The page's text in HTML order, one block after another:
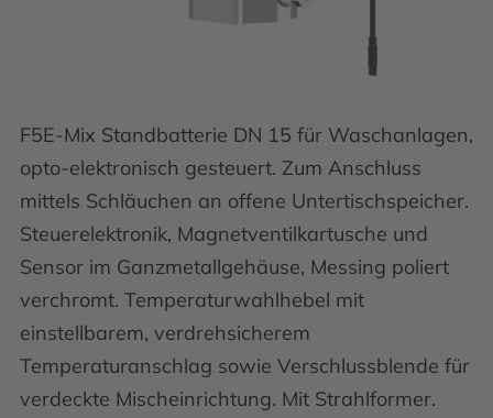
F5E-Mix Standbatterie DN 15 für Waschanlagen,
opto-elektronisch gesteuert. Zum Anschluss
mittels Schläuchen an offene Untertischspeicher.
Steuerelektronik, Magnetventilkartusche und
Sensor im Ganzmetallgehäuse, Messing poliert
verchromt. Temperaturwahlhebel mit
einstellbarem, verdrehsicherem
Temperaturanschlag sowie Verschlussblende für
verdeckte Mischeinrichtung. Mit Strahlformer.